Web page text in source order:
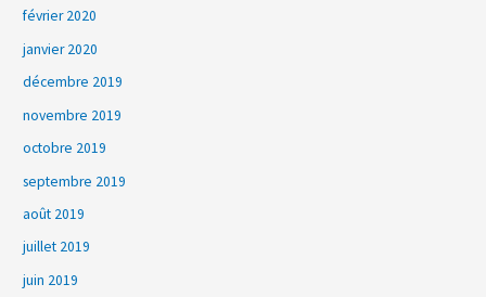
février 2020
janvier 2020
décembre 2019
novembre 2019
octobre 2019
septembre 2019
août 2019
juillet 2019
juin 2019